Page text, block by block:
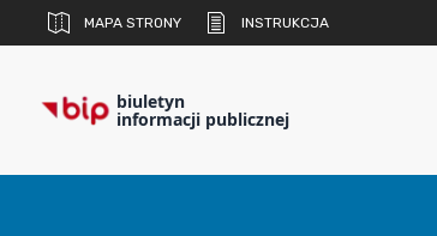
MAPA STRONY INSTRUKCJA
biuletyn
informacji publicznej